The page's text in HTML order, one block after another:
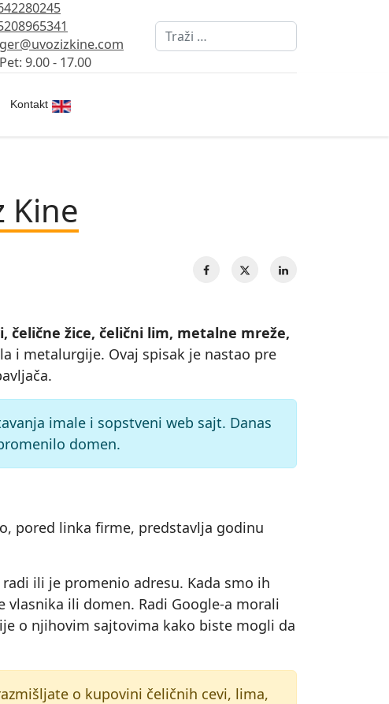
9.00 - 17.00
Pretraži
Kontakt Izaberite vaš jezik
Kine
čelične žice, čelični lim, metalne mreže,
i metalurgije. Ovaj spisak je nastao pre
imale i sopstveni web sajt. Danas
domen.
pored linka firme, predstavlja godinu
ili je promenio adresu. Kada smo ih
ili domen. Radi Google-a morali
o njihovim sajtovima kako biste mogli da
o kupovini čeličnih cevi, lima,